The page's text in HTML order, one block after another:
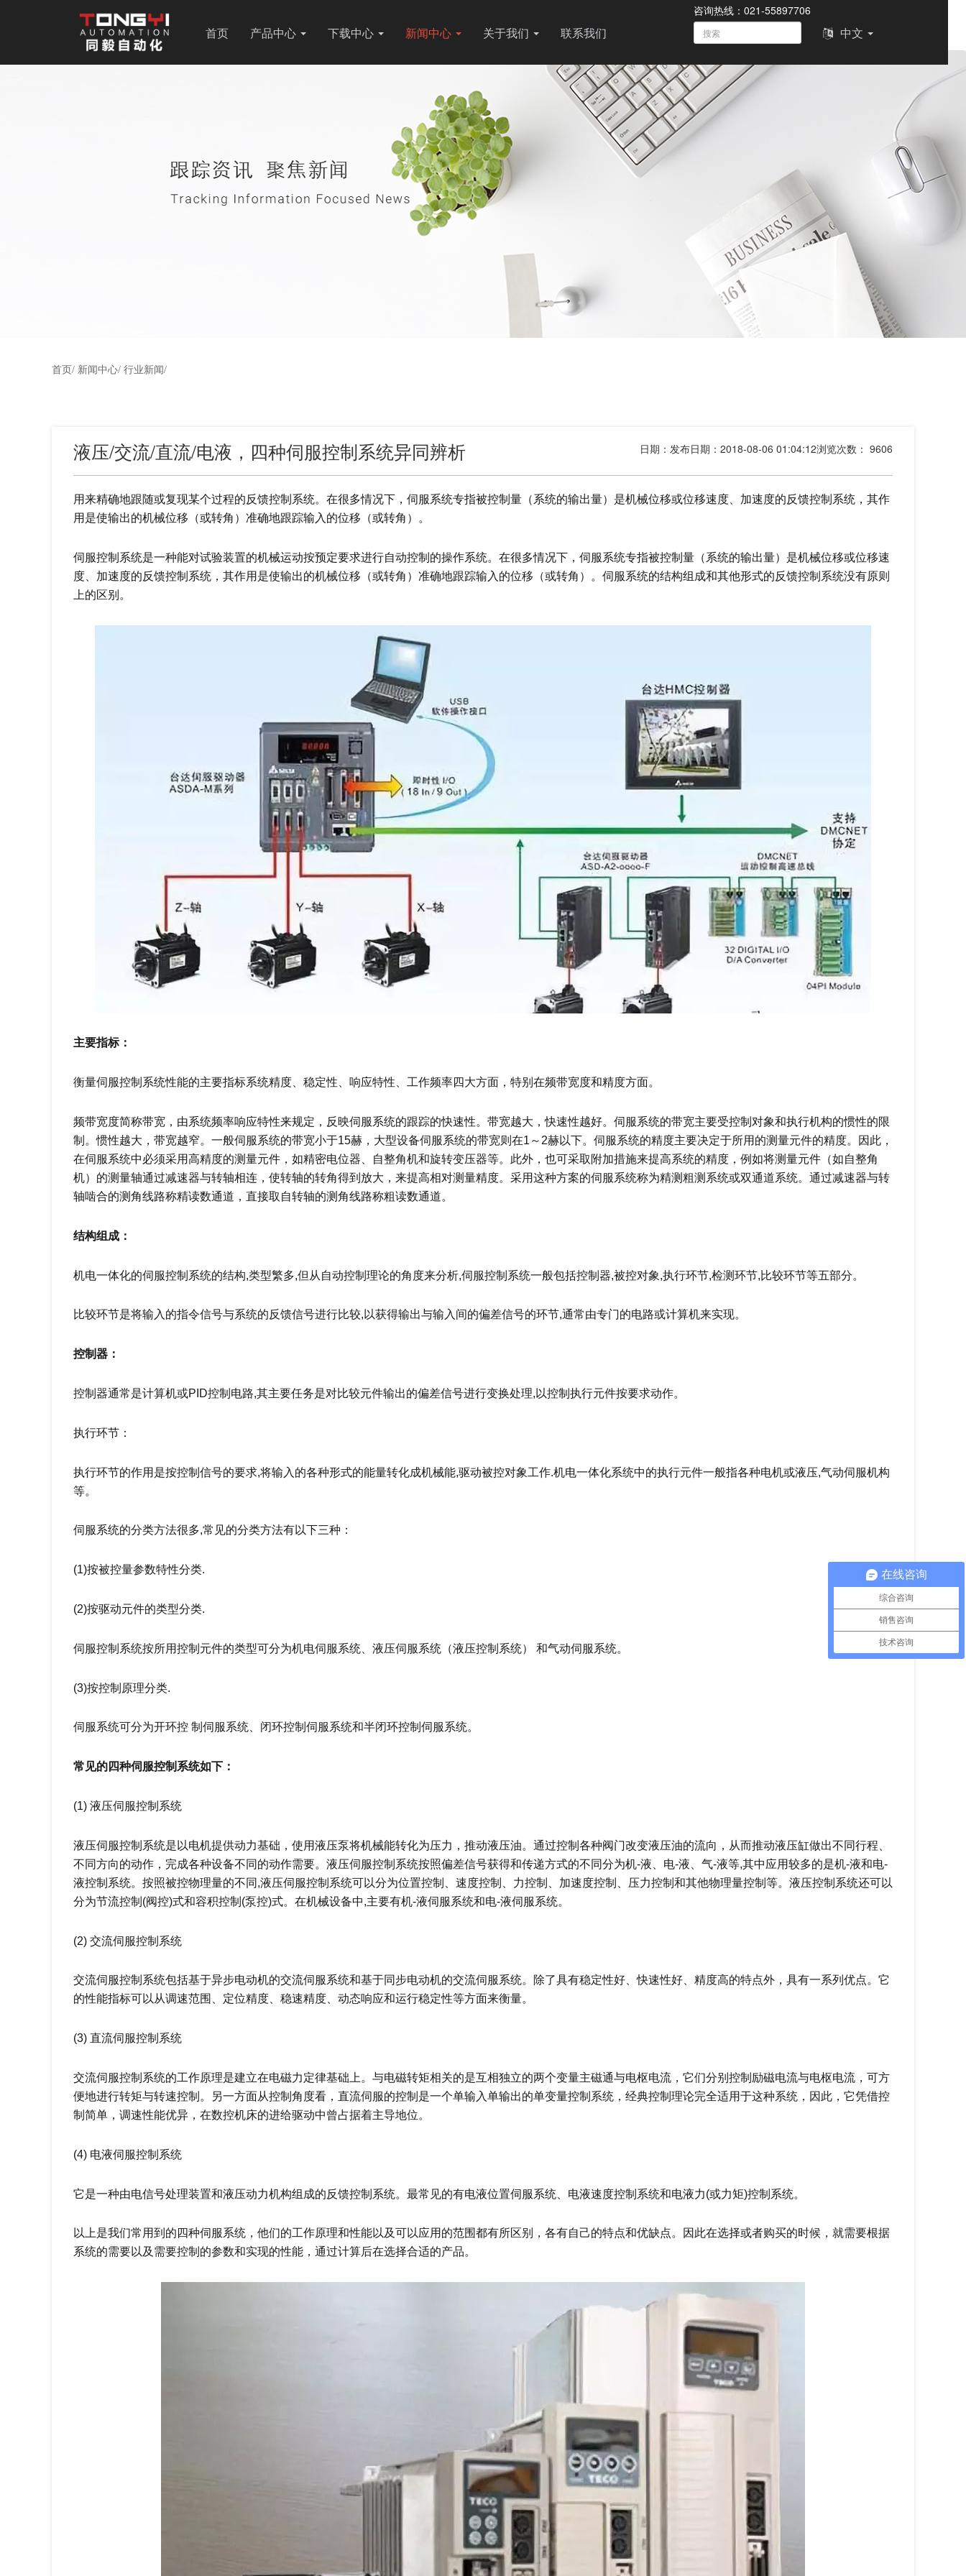
首页 产品中心 下载中心 新闻中心 关于我们 联系我们 中文
咨询热线：021-55897706
首页/ 新闻中心/ 行业新闻/
液压/交流/直流/电液，四种伺服控制系统异同辨析 浏览次数： 9606
日期： 发布日期：2018-08-06 01:04:12
用来精确地跟随或复现某个过程的反馈控制系统。在很多情况下，伺服系统专指被控制量（系统的输出量）是机械位移或位移速度、加速度的反馈控制系统，其作
用是使输出的机械位移（或转角）准确地跟踪输入的位移（或转角）。
伺服控制系统是一种能对试验装置的机械运动按预定要求进行自动控制的操作系统。在很多情况下，伺服系统专指被控制量（系统的输出量）是机械位移或位移速
度、加速度的反馈控制系统，其作用是使输出的机械位移（或转角）准确地跟踪输入的位移（或转角）。伺服系统的结构组成和其他形式的反馈控制系统没有原则
上的区别。
主要指标：
衡量伺服控制系统性能的主要指标系统精度、稳定性、响应特性、工作频率四大方面，特别在频带宽度和精度方面。
频带宽度简称带宽，由系统频率响应特性来规定，反映伺服系统的跟踪的快速性。带宽越大，快速性越好。伺服系统的带宽主要受控制对象和执行机构的惯性的限
制。惯性越大，带宽越窄。一般伺服系统的带宽小于15赫，大型设备伺服系统的带宽则在1～2赫以下。伺服系统的精度主要决定于所用的测量元件的精度。因此，
在伺服系统中必须采用高精度的测量元件，如精密电位器、自整角机和旋转变压器等。此外，也可采取附加措施来提高系统的精度，例如将测量元件（如自整角
机）的测量轴通过减速器与转轴相连，使转轴的转角得到放大，来提高相对测量精度。采用这种方案的伺服系统称为精测粗测系统或双通道系统。通过减速器与转
轴啮合的测角线路称精读数通道，直接取自转轴的测角线路称粗读数通道。
结构组成：
机电一体化的伺服控制系统的结构,类型繁多,但从自动控制理论的角度来分析,伺服控制系统一般包括控制器,被控对象,执行环节,检测环节,比较环节等五部分。
比较环节是将输入的指令信号与系统的反馈信号进行比较,以获得输出与输入间的偏差信号的环节,通常由专门的电路或计算机来实现。
控制器：
控制器通常是计算机或PID控制电路,其主要任务是对比较元件输出的偏差信号进行变换处理,以控制执行元件按要求动作。
执行环节：
执行环节的作用是按控制信号的要求,将输入的各种形式的能量转化成机械能,驱动被控对象工作.机电一体化系统中的执行元件一般指各种电机或液压,气动伺服机构
等。
伺服系统的分类方法很多,常见的分类方法有以下三种：
(1)按被控量参数特性分类.
(2)按驱动元件的类型分类.
伺服控制系统按所用控制元件的类型可分为机电伺服系统、液压伺服系统（液压控制系统） 和气动伺服系统。
(3)按控制原理分类.
伺服系统可分为开环控 制伺服系统、闭环控制伺服系统和半闭环控制伺服系统。
常见的四种伺服控制系统如下：
(1) 液压伺服控制系统
液压伺服控制系统是以电机提供动力基础，使用液压泵将机械能转化为压力，推动液压油。通过控制各种阀门改变液压油的流向，从而推动液压缸做出不同行程、
不同方向的动作，完成各种设备不同的动作需要。液压伺服控制系统按照偏差信号获得和传递方式的不同分为机-液、电-液、气-液等,其中应用较多的是机-液和电-
液控制系统。按照被控物理量的不同,液压伺服控制系统可以分为位置控制、速度控制、力控制、加速度控制、压力控制和其他物理量控制等。液压控制系统还可以
分为节流控制(阀控)式和容积控制(泵控)式。在机械设备中,主要有机-液伺服系统和电-液伺服系统。
(2) 交流伺服控制系统
交流伺服控制系统包括基于异步电动机的交流伺服系统和基于同步电动机的交流伺服系统。除了具有稳定性好、快速性好、精度高的特点外，具有一系列优点。它
的性能指标可以从调速范围、定位精度、稳速精度、动态响应和运行稳定性等方面来衡量。
(3) 直流伺服控制系统
交流伺服控制系统的工作原理是建立在电磁力定律基础上。与电磁转矩相关的是互相独立的两个变量主磁通与电枢电流，它们分别控制励磁电流与电枢电流，可方
便地进行转矩与转速控制。另一方面从控制角度看，直流伺服的控制是一个单输入单输出的单变量控制系统，经典控制理论完全适用于这种系统，因此，它凭借控
制简单，调速性能优异，在数控机床的进给驱动中曾占据着主导地位。
(4) 电液伺服控制系统
它是一种由电信号处理装置和液压动力机构组成的反馈控制系统。最常见的有电液位置伺服系统、电液速度控制系统和电液力(或力矩)控制系统。
以上是我们常用到的四种伺服系统，他们的工作原理和性能以及可以应用的范围都有所区别，各有自己的特点和优缺点。因此在选择或者购买的时候，就需要根据
系统的需要以及需要控制的参数和实现的性能，通过计算后在选择合适的产品。
在线咨询
综合咨询
销售咨询
技术咨询